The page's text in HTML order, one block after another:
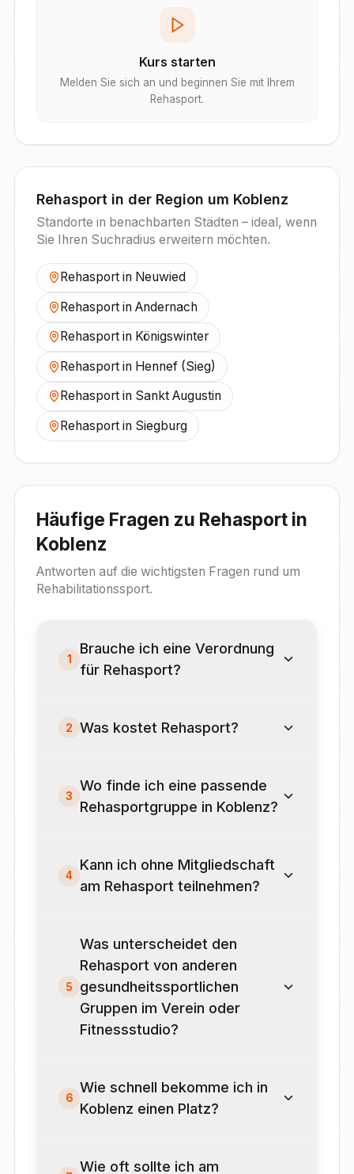
Kurs starten
Melden Sie sich an und beginnen Sie mit Ihrem
Rehasport.
Rehasport in der Region um Koblenz
Standorte in benachbarten Städten – ideal, wenn
Sie Ihren Suchradius erweitern möchten.
Rehasport in Neuwied
Rehasport inAndernach
Rehasport in Königswinter
Rehasport in Hennef (Sieg)
Rehasport in Sankt Augustin
Rehasport in Siegburg
Häufige Fragen zu Rehasport in
Koblenz
Antworten auf die wichtigsten Fragen rund um
Rehabilitationssport.
1
Brauche ich eine Verordnung
für Rehasport?
2 Was kostet Rehasport?
3
Wo finde ich eine passende
Rehasportgruppe in Koblenz?
4
Kann ich ohne Mitgliedschaft
am Rehasport teilnehmen?
5
Was unterscheidet den
Rehasport von anderen
gesundheitssportlichen
Gruppen im Verein oder
Fitnessstudio?
6
Wie schnell bekomme ich in
Koblenz einen Platz?
Wie oft sollte ich am